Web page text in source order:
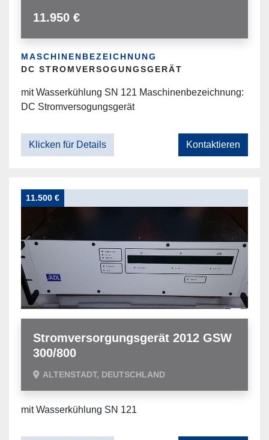
11.950 €
MASCHINENBEZEICHNUNG
DC STROMVERSOGUNGSGERÄT
mit Wasserkühlung SN 121 Maschinenbezeichnung:
DC Stromversogungsgerät
Klicken für Details Kontaktieren
11.500 €
Stromversorgungsgerät 2012 GSW
300/800
ALTENSTADT, DEUTSCHLAND
mit Wasserkühlung SN 121